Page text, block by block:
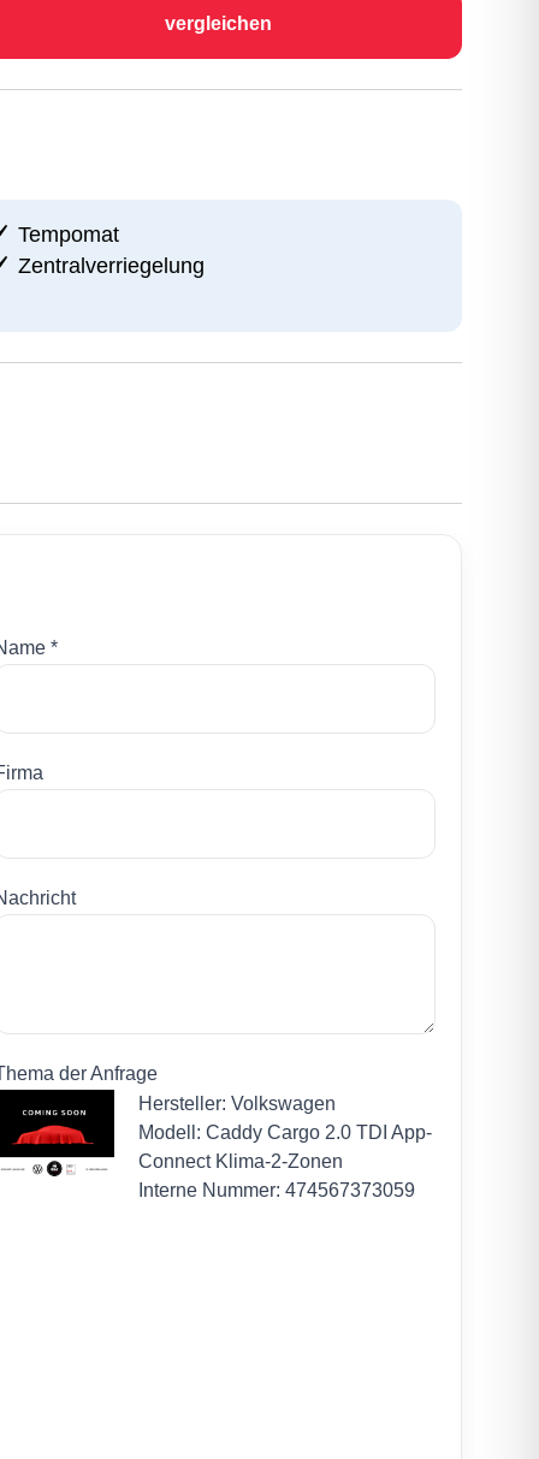
vergleichen
Tempomat
Zentralverriegelung
*
der Anfrage
Hersteller: Volkswagen
Modell: Caddy Cargo 2.0 TDI App-
Connect Klima-2-Zonen
Interne Nummer: 474567373059